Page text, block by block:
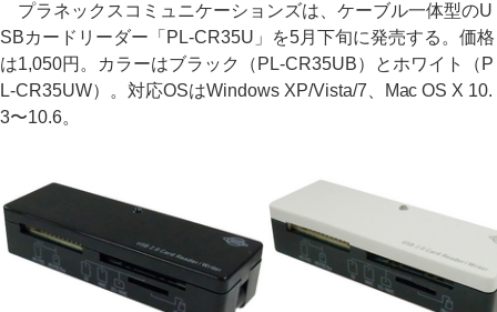
プラネックスコミュニケーションズは、ケーブル一体型のU
SBカードリーダー「PL-CR35U」を5月下旬に発売する。価格
は1,050円。カラーはブラック（PL-CR35UB）とホワイト（P
L-CR35UW）。対応OSはWindows XP/Vista/7、Mac OS X 10.
3〜10.6。